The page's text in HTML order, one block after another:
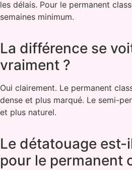
les délais. Pour le permanent
semaines minimum.
La différence se
vraiment ?
Oui clairement. Le permanent
dense et plus marqué. Le semi-
et plus naturel.
Le détatouage
pour le permanent